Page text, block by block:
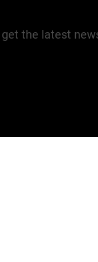
the latest